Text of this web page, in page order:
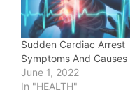
Sudden Cardiac Arrest
Symptoms And Causes
June 1, 2022
In "HEALTH"